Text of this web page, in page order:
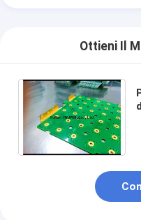
Ottieni Il